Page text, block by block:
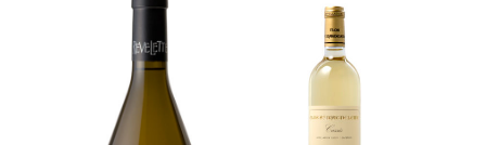
LA CAVE
LA CAVE
LA TABLE